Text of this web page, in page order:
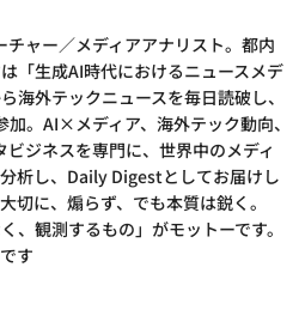
ャー／メディアアナリスト。都内
「生成AI時代におけるニュースメデ
海外テックニュースを毎日読破し、
。AI×メディア、海外テック動向、
ジネスを専門に、世界中のメディ
析し、Daily Digestとしてお届けし
切に、煽らず、でも本質は鋭く。
、観測するもの」がモットーです。
す